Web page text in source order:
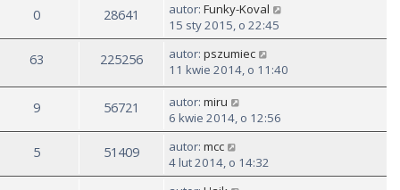
0 28641 autor: Funky-Koval
15 sty 2015, o 22:45
63 225256 autor: pszumiec
11 kwie 2014, o 11:40
9 56721 autor: miru
6 kwie 2014, o 12:56
5 51409 autor: mcc
4 lut 2014, o 14:32